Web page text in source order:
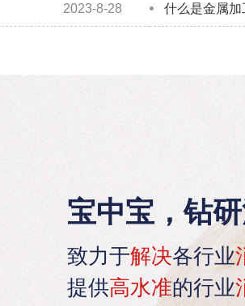
2023-8-28 什么是金属加
宝中宝，钻
致力于解决各行业
提供高水准的行业